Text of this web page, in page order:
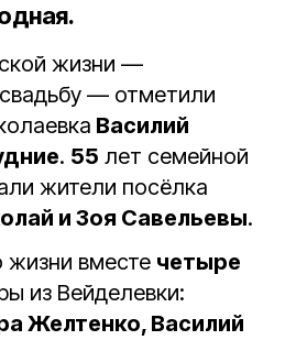
жизни —
— отметили
Василий
. 55 лет семейной
жители посёлка
и Зоя Савельевы.
жизни вместе четыре
из Вейделевки:
Желтенко, Василий